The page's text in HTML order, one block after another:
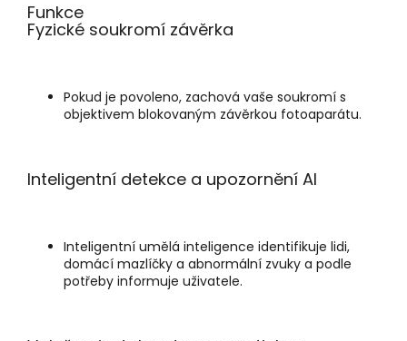
Funkce
Fyzické soukromí závěrka
Pokud je povoleno, zachová vaše soukromí s
objektivem blokovaným závěrkou fotoaparátu.
Inteligentní detekce a upozornění AI
Inteligentní umělá inteligence identifikuje lidi,
domácí mazlíčky a abnormální zvuky a podle
potřeby informuje uživatele.